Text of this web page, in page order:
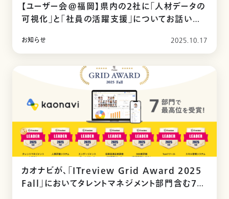
【ユーザー会@福岡】県内の2社に「人材データの
可視化」と「社員の活躍支援」についてお話いた
お知らせ 2025.10.17
カオナビが、「ITreview Grid Award 2025
Fall」においてタレントマネジメント部門含む7部